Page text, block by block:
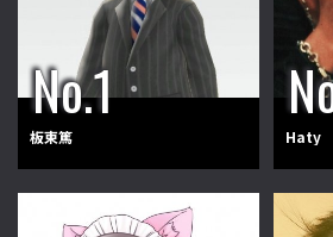
板東篤 Haty